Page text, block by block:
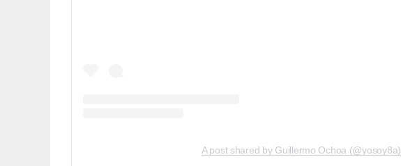
A post shared by Guillermo Ochoa (@yosoy8a)